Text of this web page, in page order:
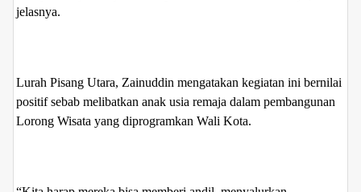
jelasnya.
Lurah Pisang Utara, Zainuddin mengatakan kegiatan ini bernilai
positif sebab melibatkan anak usia remaja dalam pembangunan
Lorong Wisata yang diprogramkan Wali Kota.